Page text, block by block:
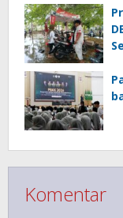
Komentar